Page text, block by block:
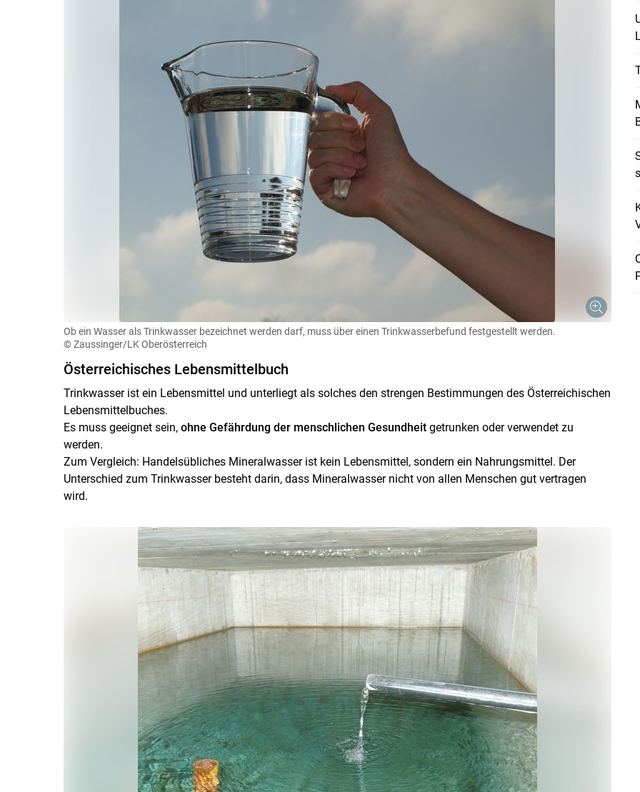
Skip to main content
Ob ein Wasser als Trinkwasser bezeichnet werden darf, muss über einen Trinkwasserbefund festgestellt werden.
© Zaussinger/LK Oberösterreich
Österreichisches Lebensmittelbuch
Trinkwasser ist ein Lebensmittel und unterliegt als solches den strengen Bestimmungen des Österreichischen
Lebensmittelbuches.
Es muss geeignet sein, ohne Gefährdung der menschlichen Gesundheitgetrunken oder verwendet zu
werden.
Zum Vergleich: Handelsübliches Mineralwasser ist kein Lebensmittel, sondern ein Nahrungsmittel. Der
Unterschied zum Trinkwasser besteht darin, dass Mineralwasser nicht von allen Menschen gut vertragen
wird.